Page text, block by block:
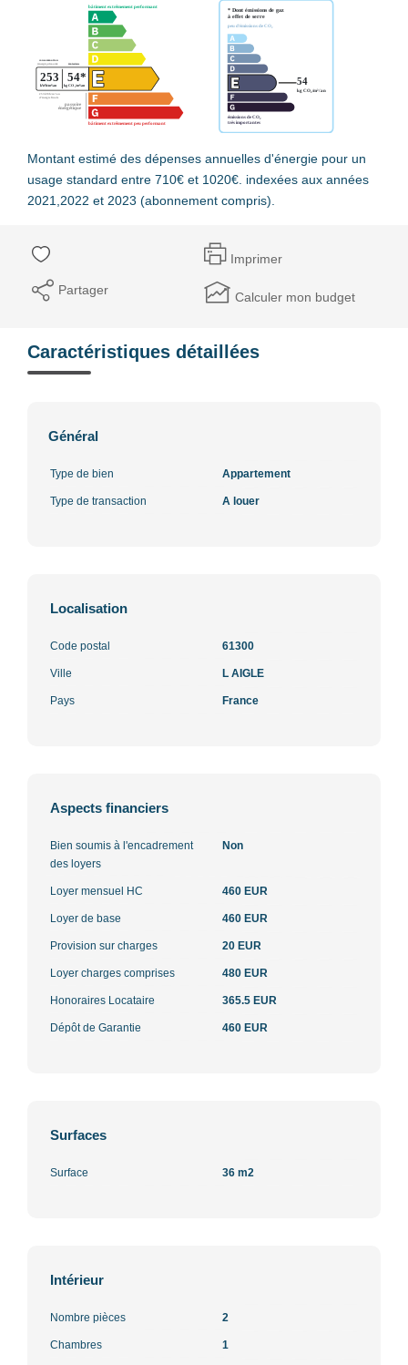
Montant estimé des dépenses annuelles d'énergie pour un
usage standard entre 710€ et 1020€. indexées aux années
2021,2022 et 2023 (abonnement compris).
Imprimer
Partager Calculer mon budget
Caractéristiques détaillées
Général
Type de bien Appartement
Type de transaction A louer
Localisation
Code postal 61300
Ville L AIGLE
Pays France
Aspects financiers
Bien soumis à l'encadrement
des loyers
Non
Loyer mensuel HC 460 EUR
Loyer de base 460 EUR
Provision sur charges 20 EUR
Loyer charges comprises 480 EUR
Honoraires Locataire 365.5 EUR
Dépôt de Garantie 460 EUR
Surfaces
Surface 36 m2
Intérieur
Nombre pièces 2
Chambres 1